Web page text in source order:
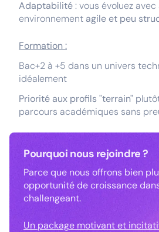
Adaptabilité: vous évoluez
environnement agile et peu
Formation :
Bac+2 à +5 dans un univers
idéalement
Priorité aux profils "terrain"
parcours académiques sans
Pourquoi nous rejoindre ?
Parce que nous offrons bien
opportunité de croissance
challengeant.
Un package motivant et